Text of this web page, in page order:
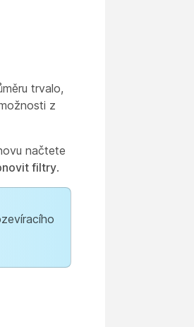
trvalo,
z
načtete
filtry.